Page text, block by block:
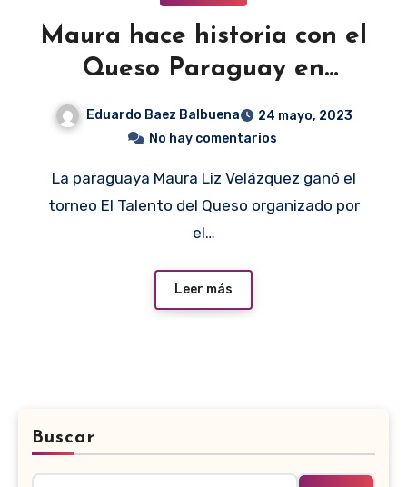
Maura hace historia con el
Queso Paraguay en
Eduardo Baez Balbuena
24 mayo, 2023
No hay comentarios
La paraguaya Maura Liz Velázquez ganó el
torneo El Talento del Queso organizado por
el…
Leer más
Buscar